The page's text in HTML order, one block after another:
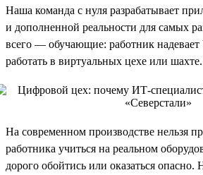
Наша команда с нуля разрабатывает
и дополненной реальности для самых
всего — обучающие: работник
работать в виртуальных цехе или шахте.
На современном производстве нельзя
работника учиться на реальном
дорого обойтись или оказаться